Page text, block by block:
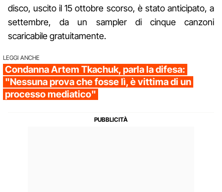
disco, uscito il 15 ottobre scorso, è stato anticipato, a
settembre, da un sampler di cinque canzoni
scaricabile gratuitamente.
LEGGI ANCHE
Condanna Artem Tkachuk, parla la difesa:
"Nessuna prova che fosse lì, è vittima di un
processo mediatico"